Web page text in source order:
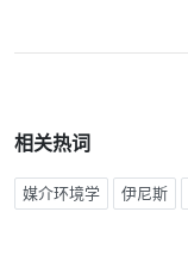
相关热词
媒介环境学 伊尼斯